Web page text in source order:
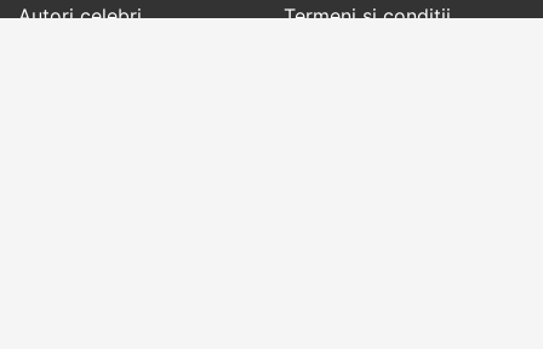
Autori celebri
Termeni și condiții